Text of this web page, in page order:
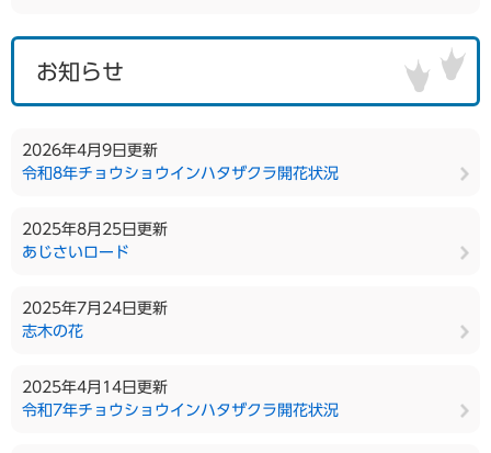
お知らせ
2026年4月9日更新
令和8年チョウショウインハタザクラ開花状況
2025年8月25日更新
あじさいロード
2025年7月24日更新
志木の花
2025年4月14日更新
令和7年チョウショウインハタザクラ開花状況